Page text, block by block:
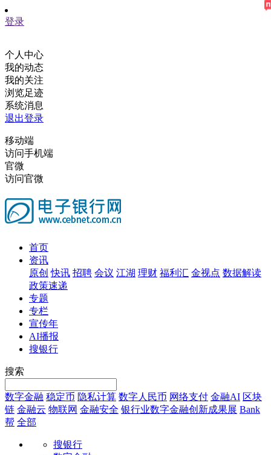
登录
个人中心
我的动态
我的关注
浏览足迹
系统消息
退出登录
移动端
访问手机端
官微
访问官微
首页
资讯
原创 快讯 招聘 会议 江湖 理财 福利汇 金视点 数据解读
政策速递
专题
专栏
宣传年
AI播报
搜银行
搜索
数字金融 稳定币 隐私计算 数字人民币 网络支付 金融AI 区块
链 金融云 物联网 金融安全 银行业数字金融创新成果展 Bank
帮 全部
搜银行